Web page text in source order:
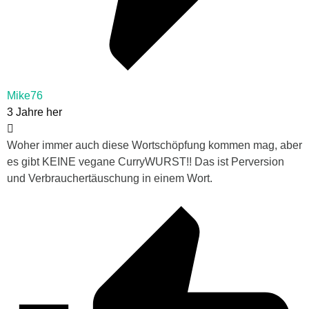
Mike76
3 Jahre her
Woher immer auch diese Wortschöpfung kommen mag, aber
es gibt KEINE vegane CurryWURST!! Das ist Perversion
und Verbrauchertäuschung in einem Wort.